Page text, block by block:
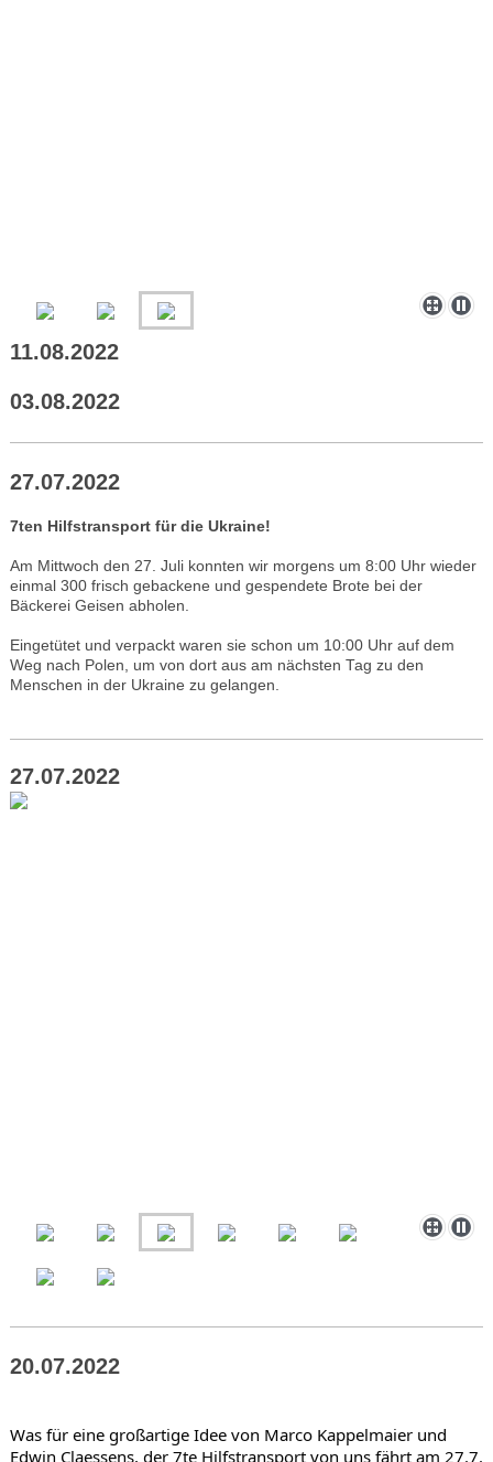
11.08.2022
03.08.2022
27.07.2022
7ten Hilfstransport für die Ukraine!
Am Mittwoch den 27. Juli konnten wir morgens um 8:00 Uhr wieder
einmal 300 frisch gebackene und gespendete Brote bei der
Bäckerei Geisen abholen.
Eingetütet und verpackt waren sie schon um 10:00 Uhr auf dem
Weg nach Polen, um von dort aus am nächsten Tag zu den
Menschen in der Ukraine zu gelangen.
27.07.2022
20.07.2022
Was für eine großartige Idee von Marco Kappelmaier und
Edwin Claessens, der 7te Hilfstransport von uns fährt am 27.7.